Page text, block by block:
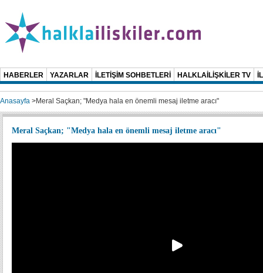
HABERLER YAZARLAR İLETİŞİM SOHBETLERİ HALKLAİLİŞKİLER TV
Anasayfa >Meral Saçkan; "Medya hala en önemli mesaj iletme aracı"
Meral Saçkan; "Medya hala en önemli mesaj iletme aracı"